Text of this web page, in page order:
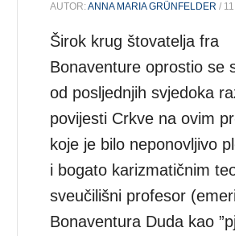
AUTOR:ANNA MARIA GRÜNFELDER /
Širok krug štovatelja fra
Bonaventure oprostio se
od posljednjih svjedoka
povijesti Crkve na ovim
koje je bilo neponovljivo
i bogato karizmatičnim
sveučilišni profesor
Bonaventura Duda kao